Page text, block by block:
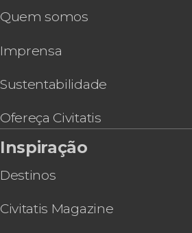
Quem somos
Imprensa
Sustentabilidade
Ofereça Civitatis
Inspiração
Destinos
Civitatis Magazine